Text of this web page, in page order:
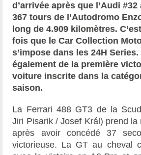
d’arrivée après que l’Audi
367 tours de l’Autodromo
long de 4.909 kilomètres.
fois que leCar Collection
s’impose dans les 24H Series.
également de la première
voiture inscrite dans la
saison.
La Ferrari 488 GT3 de la
Jiri Pisarik/Josef Král ) prend la
après avoir concédé 37
victorieuse. La GT au cheval